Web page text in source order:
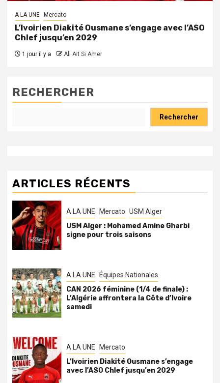
A LA UNE Mercato
L’Ivoirien Diakité Ousmane s’engage avec l’ASO
Chlef jusqu’en 2029
1 jour il y a Ali Ait Si Amer
RECHERCHER
Rechercher
ARTICLES RÉCENTS
A LA UNE Mercato USM Alger
USM Alger : Mohamed Amine Gharbi
signe pour trois saisons
A LA UNE Équipes Nationales
CAN 2026 féminine (1/4 de finale) :
L’Algérie affrontera la Côte d’Ivoire
samedi
A LA UNE Mercato
L’Ivoirien Diakité Ousmane s’engage
avec l’ASO Chlef jusqu’en 2029